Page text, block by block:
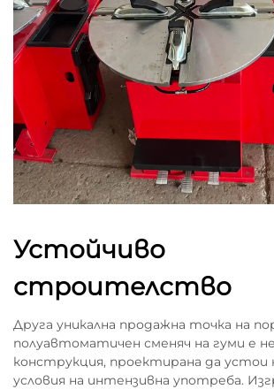
Устойчиво
строителство
Друга уникална продажна точка на
полуавтоматичен сменяч на гуми е
конструкция, проектирана да
условия на интензивна употреба.